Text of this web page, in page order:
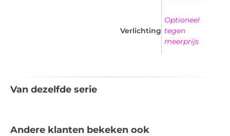
Verlichting
Optioneel
tegen
meerprijs
Van dezelfde serie
Andere klanten bekeken ook